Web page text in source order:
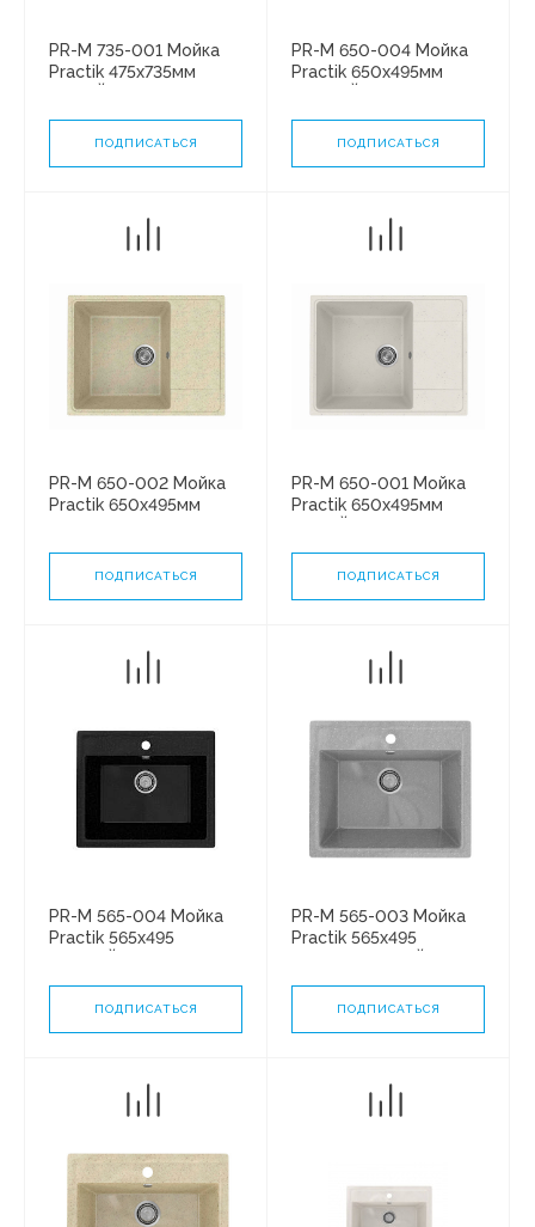
PR-M 735-001 Мойка
Practik 475х735мм
ПОДПИСАТЬСЯ
PR-M 650-004 Мойка
Practik 650х495мм
ПОДПИСАТЬСЯ
PR-M 650-002 Мойка
Practik 650х495мм
ПОДПИСАТЬСЯ
PR-M 650-001 Мойка
Practik 650х495мм
ПОДПИСАТЬСЯ
PR-M 565-004 Мойка
Practik 565х495
ПОДПИСАТЬСЯ
PR-M 565-003 Мойка
Practik 565х495
ПОДПИСАТЬСЯ